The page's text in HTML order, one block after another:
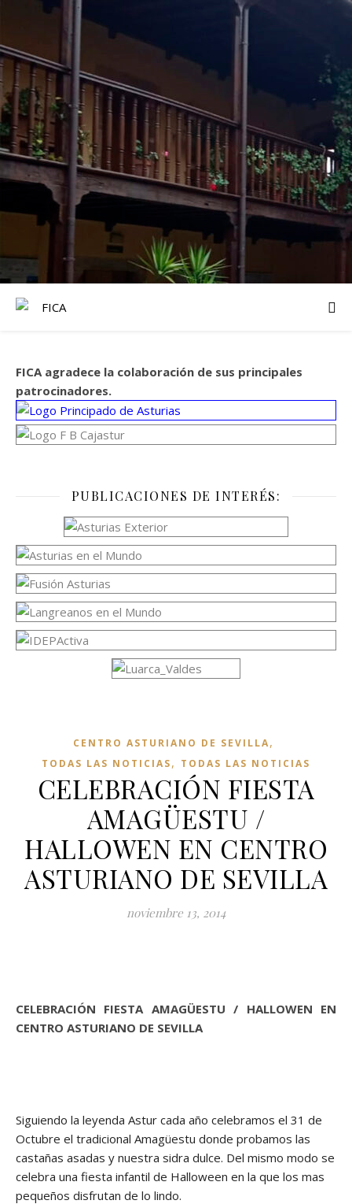
FICA agradece la colaboración de sus principales
patrocinadores.
PUBLICACIONES DE INTERÉS:
CENTRO ASTURIANO DE SEVILLA,
TODAS LAS NOTICIAS, TODAS LAS NOTICIAS
CELEBRACIÓN FIESTA
AMAGÜESTU /
HALLOWEN EN CENTRO
ASTURIANO DE SEVILLA
noviembre 13, 2014
CELEBRACIÓN FIESTA AMAGÜESTU / HALLOWEN EN
CENTRO ASTURIANO DE SEVILLA
Siguiendo la leyenda Astur cada año celebramos el 31 de
Octubre el tradicional Amagüestu donde probamos las
castañas asadas y nuestra sidra dulce. Del mismo modo se
celebra una fiesta infantil de Halloween en la que los mas
pequeños disfrutan de lo lindo.